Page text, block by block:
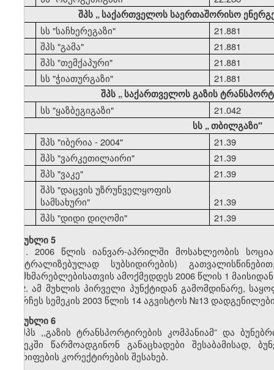
შპს „ საქართველოს საერთაშორისო
სს "საჩხერეგაზი"
21.881
შპს "გამა"
21.881
შპს "თემქაპური"
21.881
სს "ჭიათურგაზი"
21.881
შპს „საქართველოს გაზის
სს "ყაზბეგიგაზი"
21.042
სს „თბილგაზი"
შპს "იბერია - 2004"
21.39
შპს "ვარკეთილაირი"
21.39
შპს "ვაკე" 21.39
შპს "დაცვის უზრუნველყოფის
სამსახური"
21.39
შპს "დიდი დიღომი"
21.39
მუხლი 5
1. 2006 წლის იანვარ-აპრილში მოსახლეობის
ცენტრალიზებულად სუბსიდირების)
მომხმარებლებისათვის ამოქმედდეს 2006 წლის 1
2. ამ მუხლის პირველი პუნქტიდან გამომდინარე,
დარჩეს სემეკის 2003 წლის 14 აგვისტოს №13
მუხლი 6
შპს ,,გაზის ტრანსპორტირების კომპანიამ” და
სემეკში წარმოადგინონ განაცხადები შესაბამისად,
ტარიფების კორექტირების შესახებ.